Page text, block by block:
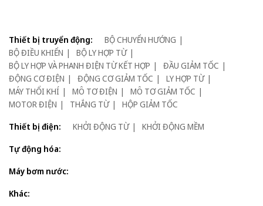
Thiết bị truyển động:
BỘ CHUYỂN HƯỚNG
BỘ ĐIỀU KHIỂN
BỘ LY HỢP TỪ
BỘ LY HỢP VÀ PHANH ĐIỆN TỪ KẾT HỢP
ĐẦU GIẢM TỐC
ĐỘNG CƠ ĐIỆN
ĐỘNG CƠ GIẢM TỐC
LY HỢP TỪ
MÁY THỔI KHÍ
MÔ TƠ ĐIỆN
MÔ TƠ GIẢM TỐC
MOTOR ĐIỆN
THẮNG TỪ
HỘP GIẢM TỐC
Thiết bị điện:
KHỞI ĐỘNG TỪ
KHỞI ĐỘNG MỀM
Tự động hóa:
Máy bơm nước:
Khác: